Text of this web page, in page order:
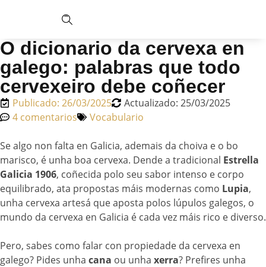
O dicionario da cervexa en
galego: palabras que todo
cervexeiro debe coñecer
Publicado: 26/03/2025
Actualizado: 25/03/2025
4 comentarios
Vocabulario
Se algo non falta en Galicia, ademais da choiva e o bo
marisco, é unha boa cervexa. Dende a tradicional Estrella
Galicia 1906, coñecida polo seu sabor intenso e corpo
equilibrado, ata propostas máis modernas como Lupia,
unha cervexa artesá que aposta polos lúpulos galegos, o
mundo da cervexa en Galicia é cada vez máis rico e diverso.
Pero, sabes como falar con propiedade da cervexa en
galego? Pides unha cana ou unha xerra? Prefires unha